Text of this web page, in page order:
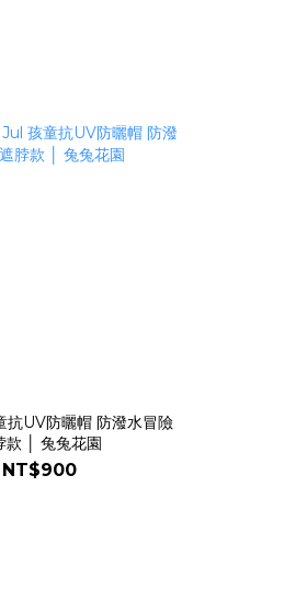
抗UV防曬帽 防潑水冒險
款 │ 兔兔花園
NT$900